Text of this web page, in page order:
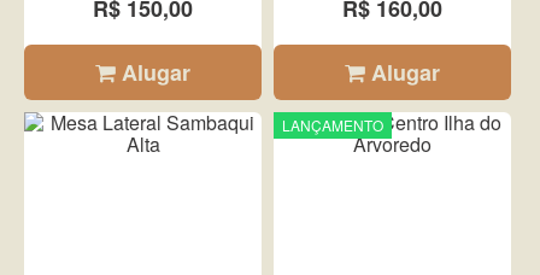
R$ 150,00
Alugar
R$ 160,00
Alugar
LANÇAMENTO